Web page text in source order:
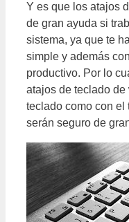
Y es que los atajos
de gran ayuda si
sistema, ya que te
simple y además
productivo. Por lo
atajos de teclado
teclado como con el
serán seguro de